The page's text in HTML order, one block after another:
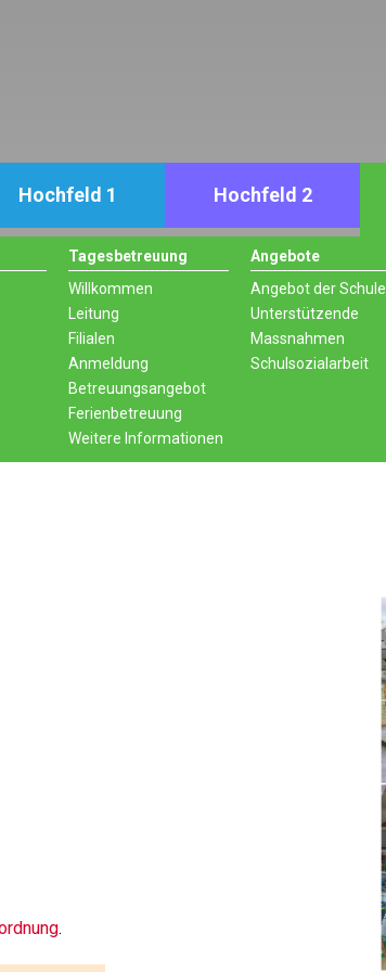
Hochfeld 1 Hochfeld 2
Tagesbetreuung
Willkommen
Leitung
Filialen
Anmeldung
Betreuungsangebot
Ferienbetreuung
Weitere Informationen
Angebote
Angebot der Schule
Unterstützende
Massnahmen
Schulsozialarbeit
.